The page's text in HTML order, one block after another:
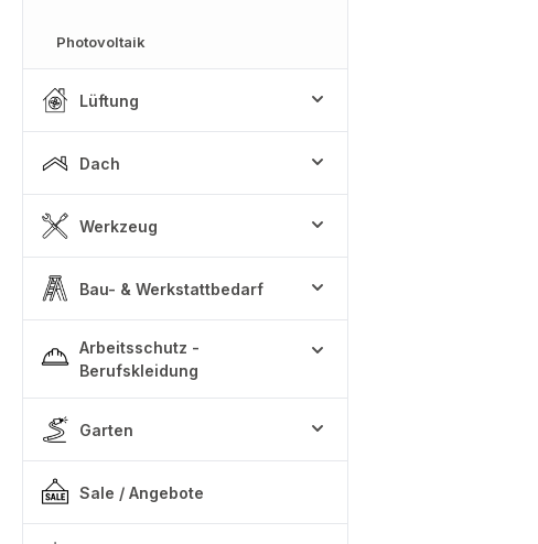
Photovoltaik
Lüftung
Dach
Werkzeug
Bau- & Werkstattbedarf
Arbeitsschutz -
Berufskleidung
Garten
Sale / Angebote